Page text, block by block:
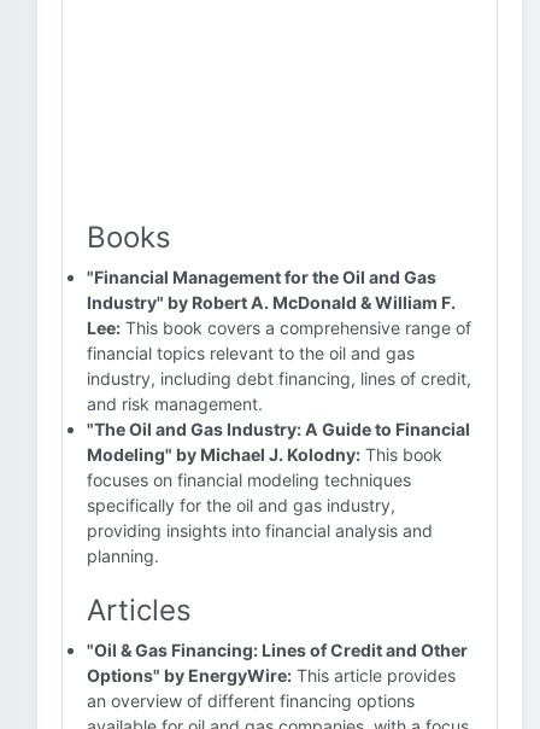
Books
"Financial Management for the Oil and Gas
Industry" by Robert A. McDonald & William F.
Lee: This book covers a comprehensive range of
financial topics relevant to the oil and gas
industry, including debt financing, lines of credit,
and risk management.
"The Oil and Gas Industry: A Guide to Financial
Modeling" by Michael J. Kolodny: This book
focuses on financial modeling techniques
specifically for the oil and gas industry,
providing insights into financial analysis and
planning.
Articles
"Oil & Gas Financing: Lines of Credit and Other
Options" by EnergyWire: This article provides
an overview of different financing options